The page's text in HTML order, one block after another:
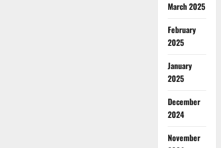
March 2025
February
2025
January
2025
December
2024
November